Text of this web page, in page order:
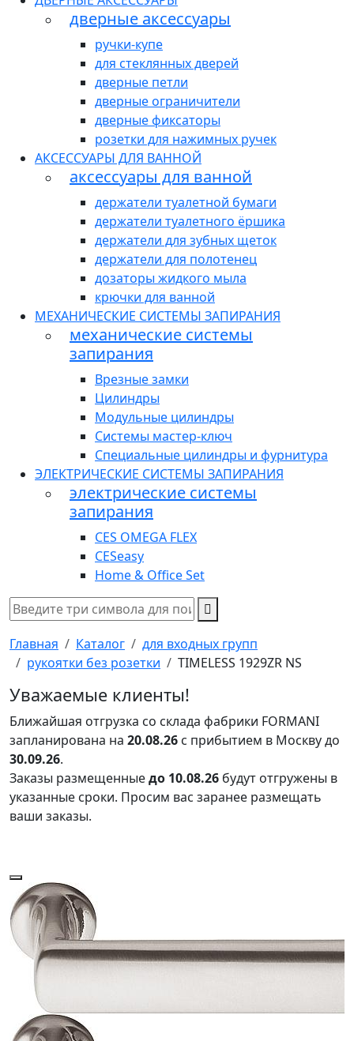
дверные аксессуары
ручки-купе
для стеклянных дверей
дверные петли
дверные ограничители
дверные фиксаторы
розетки для нажимных ручек
АКСЕССУАРЫ ДЛЯ ВАННОЙ
аксессуары для ванной
держатели туалетной бумаги
держатели туалетного ёршика
держатели для зубных щеток
держатели для полотенец
дозаторы жидкого мыла
крючки для ванной
МЕХАНИЧЕСКИЕ СИСТЕМЫ ЗАПИРАНИЯ
механические системы
запирания
Врезные замки
Цилиндры
Модульные цилиндры
Системы мастер-ключ
Специальные цилиндры и фурнитура
ЭЛЕКТРИЧЕСКИЕ СИСТЕМЫ ЗАПИРАНИЯ
электрические системы
запирания
CES OMEGA FLEX
CESeasy
Home & Office Set
Главная Каталог
для входных групп
рукоятки без розетки
TIMELESS 1929ZR NS
Уважаемые клиенты!
Ближайшая отгрузка со склада фабрики FORMANI
запланирована на 20.08.26 с прибытием в Москву до
30.09.26.
Заказы размещенныедо 10.08.26 будут отгружены в
указанные сроки. Просим вас заранее размещать
ваши заказы.